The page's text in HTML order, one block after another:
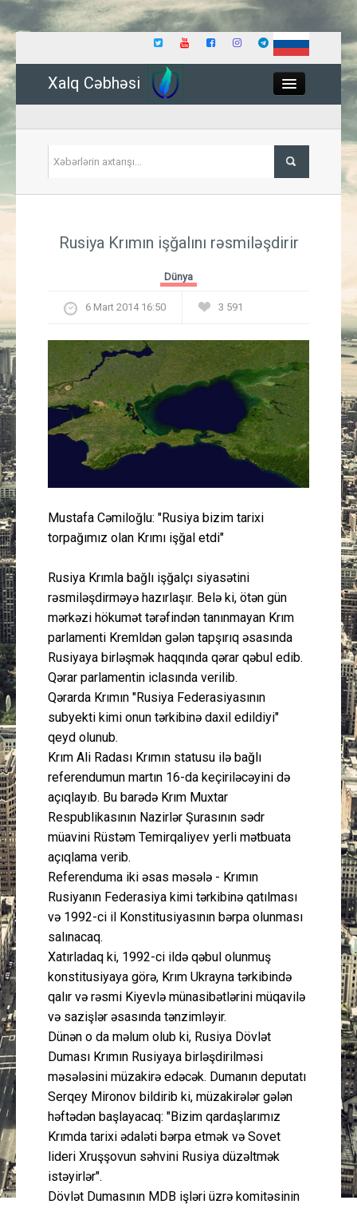
Xalq Cəbhəsi
İqtisadiyyat
Güney Azərbaycan
Mədəniyyət
Müsahibə
Layihə
Gündəm
Cəmiyyət
Peşə etikası
Əlaqə
Rusiya Krımın işğalını rəsmiləşdirir
Dünya
6 Mart 2014 16:50 3 591
Mustafa Cəmiloğlu: "Rusiya bizim tarixi
torpağımız olan Krımı işğal etdi"
Rusiya Krımla bağlı işğalçı siyasətini
rəsmiləşdirməyə hazırlaşır. Belə ki, ötən gün
mərkəzi hökumət tərəfindən tanınmayan Krım
parlamenti Kremldən gələn tapşırıq əsasında
Rusiyaya birləşmək haqqında qərar qəbul edib.
Qərar parlamentin iclasında verilib.
Qərarda Krımın "Rusiya Federasiyasının
subyekti kimi onun tərkibinə daxil edildiyi"
qeyd olunub.
Krım Ali Radası Krımın statusu ilə bağlı
referendumun martın 16-da keçiriləcəyini də
açıqlayıb. Bu barədə Krım Muxtar
Respublikasının Nazirlər Şurasının sədr
müavini Rüstəm Temirqaliyev yerli mətbuata
açıqlama verib.
Referenduma iki əsas məsələ - Krımın
Rusiyanın Federasiya kimi tərkibinə qatılması
və 1992-ci il Konstitusiyasının bərpa olunması
salınacaq.
Xatırladaq ki, 1992-ci ildə qəbul olunmuş
konstitusiyaya görə, Krım Ukrayna tərkibində
qalır və rəsmi Kiyevlə münasibətlərini müqavilə
və sazişlər əsasında tənzimləyir.
Dünən o da məlum olub ki, Rusiya Dövlət
Duması Krımın Rusiyaya birləşdirilməsi
məsələsini müzakirə edəcək. Dumanın deputatı
Serqey Mironov bildirib ki, müzakirələr gələn
həftədən başlayacaq: "Bizim qardaşlarımız
Krımda tarixi ədaləti bərpa etmək və Sovet
lideri Xruşşovun səhvini Rusiya düzəltmək
istəyirlər".
Dövlət Dumasının MDB işləri üzrə komitəsinin